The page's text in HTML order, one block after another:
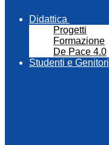
Didattica
Progetti
Formazione
De Pace 4.0
Studenti e Genitori